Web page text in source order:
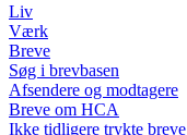
Liv
Værk
Breve
Søg i brevbasen
Afsendere og modtagere
Breve om HCA
Ikke tidligere trykte breve